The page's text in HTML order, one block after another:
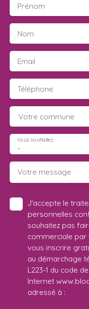
Prénom
Nom
Email
Téléphone
Votre commune
-
Vous souhaitez
Votre message
J'accepte le
personnelles
souhaitez pas
commerciale par
vous inscrire
au démarchage
L223-1 du code
Internet
adressé à :